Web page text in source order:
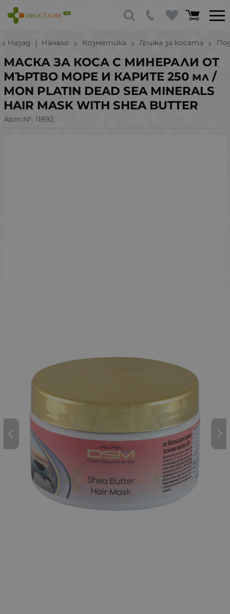
Назад Начало Козметика Грижа за косата
МАСКА ЗА КОСА С МИНЕРАЛИ ОТ
МЪРТВО МОРЕ И КАРИТЕ 250 мл /
MON PLATIN DEAD SEA MINERALS
HAIR MASK WITH SHEA BUTTER
Арт.№: 11892